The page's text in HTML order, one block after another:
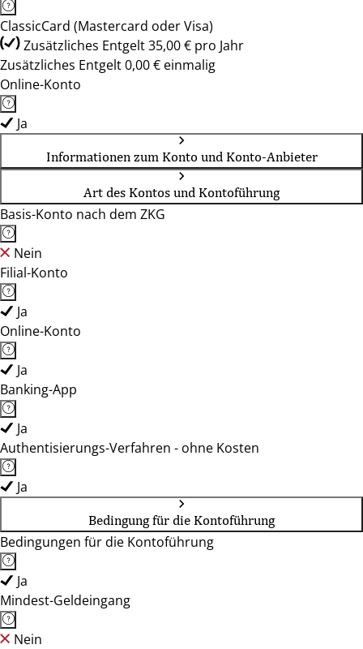
ClassicCard (Mastercard oder Visa)
Zusätzliches Entgelt 35,00 € pro Jahr
Zusätzliches Entgelt 0,00 € einmalig
Online-Konto
Ja
Informationen zum Konto und Konto-Anbieter
Art des Kontos und Kontoführung
Basis-Konto nach dem ZKG
Nein
Filial-Konto
Ja
Online-Konto
Ja
Banking-App
Ja
Authentisierungs-Verfahren - ohne Kosten
Ja
Bedingung für die Kontoführung
Bedingungen für die Kontoführung
Ja
Mindest-Geldeingang
Nein